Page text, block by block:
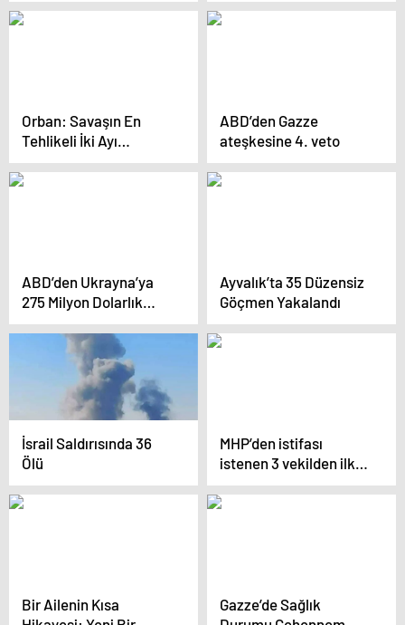
odasındaki dolapları
Orban: Savaşın En
Tehlikeli İki Ayı
Önümüzde
ABD’den Gazze
ateşkesine 4. veto
ABD’den Ukrayna’ya
275 Milyon Dolarlık
Askeri Yardım
Ayvalık’ta 35 Düzensiz
Göçmen Yakalandı
İsrail Saldırısında 36
Ölü
MHP’den istifası
istenen 3 vekilden ilk
açıklama geldi:
Liderimizin emrindeyiz
Bir Ailenin Kısa
Gazze’de Sağlık